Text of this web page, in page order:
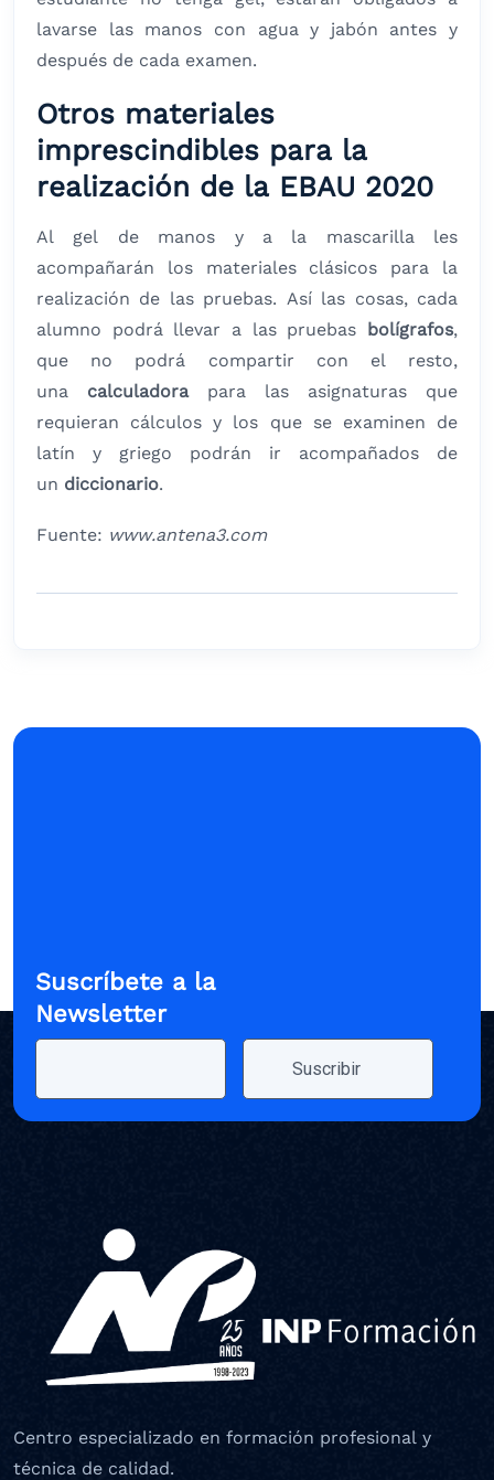
lavarse las manos con agua y jabón antes y
después de cada examen.
Otros materiales
imprescindibles para la
realización de la EBAU 2020
Al gel de manos y a la mascarilla les
acompañarán los materiales clásicos para la
realización de las pruebas. Así las cosas, cada
alumno podrá llevar a las pruebas
bolígrafos,
que no podrá compartir con el resto,
una calculadora para las asignaturas que
requieran cálculos y los que se examinen de
latín y griego podrán ir acompañados de
un diccionario.
Fuente: www.antena3.com
Suscríbete a la
Newsletter
Centro especializado en formación profesional y
técnica de calidad.